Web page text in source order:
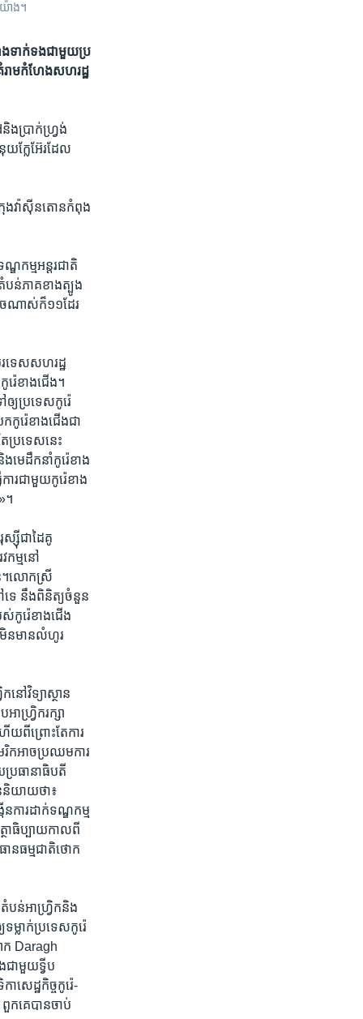
ាង។
ង​ទាក់​ទង​ជាមួយ​ប្រ​
រាម​កំហែង​សហរដ្ឋ​
ង​ប្រាក់​ហ្វ្រង់​
យក្លែអ៊ែរ​ដែល​
រុង​វ៉ាស៊ីនតោន​កំពុង​
កម្ម​អន្តរជាតិ​
បន់ភាគ​ខាងត្បូង​
ច​ណាស់​ក៏​១១ដែរ​
ទេស​សហរដ្ឋ​
េខាង​ជើង។
យ​ប្រទេស​កូរ៉េ
រ៉េ​ខាង​ជើង​ជា​
ប្រទេស​នេះ​
មេដឹកនាំ​កូរ៉េខាង​
ារ​ជាមួយ​កូរ៉េខាង​
។
ស្ស៊ី​ជា​ដៃគូ​
កម្ម​នៅ​
។លោកស្រី
ៅ​ទេ ​នឹង​ពិនិត្យ​ចំនួន​
កូរ៉េខាងជើង
មិន​មាន​លំហូរ​
ៅ​វិទ្យាស្ថាន​
ហ្វ្រិក​រក្សា​
យ​ពីព្រោះ​តែ​ការ
រិក​អាច​ប្រឈម​ការ​
រធានា​ធិបតី​
និយាយ​ថា៖
ការ​ដាក់​ទណ្ឌកម្ម​
ថាធិប្បាយ​កាល​ពី​
ាន​ធម្មជាតិ​ថោក​
បន់​អាហ្វ្រិក​និង​
លាក់​ប្រទេសកូរ៉េ
ក Daragh
ជាមួយ​ទ្វីប​
សេដ្ឋកិច្ច​កូរ៉េ-
ពួកគេ​បាន​ចាប់​